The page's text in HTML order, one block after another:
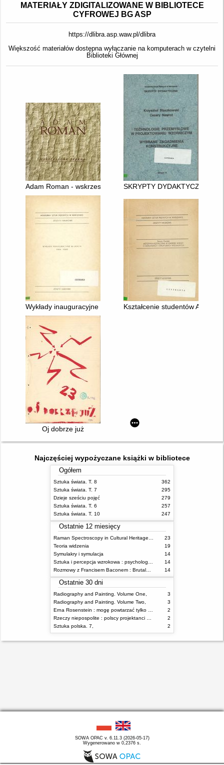
MATERIAŁY ZDIGITALIZOWANE W BIBLIOTECE
CYFROWEJ BG ASP
https://dlibra.asp.waw.pl/dlibra
Większość materiałów dostępna wyłączanie na komputerach w czytelni
Biblioteki Głównej
Adam Roman - wskrzeszone pięknoSKRYPTY DYDAKTYCZNE. 12
Wykłady inauguracyjne w latach 1984 - 1989
Kształcenie studentów
Oj dobrze już
Najczęściej wypożyczane książki w bibliotece
Ogółem
Sztuka świata. T. 8
362
Sztuka świata. T. 7
295
Dzieje sześciu pojęć
279
Sztuka świata. T. 6
257
Sztuka świata. T. 10
247
Ostatnie 12 miesięcy
23
Teoria widzenia
19
Symulakry i symulacja
14
14
14
Ostatnie 30 dni
Radiography and Painting. Volume One,
3
Radiography and Painting. Volume Two,
3
2
2
Sztuka polska. 7,
2
SOWA OPAC v. 6.11.3 (2026-05-17)
Wygenerowano w 0,2376 s.